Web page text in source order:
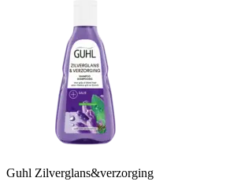
Guhl Zilverglans&verzorging